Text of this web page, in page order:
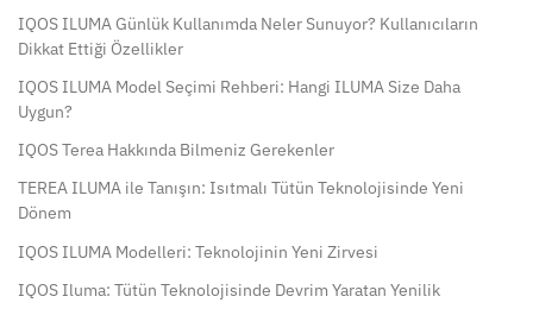
IQOS ILUMA Günlük Kullanımda Neler Sunuyor? Kullanıcıların
Dikkat Ettiği Özellikler
IQOS ILUMA Model Seçimi Rehberi: Hangi ILUMA Size Daha
Uygun?
IQOS Terea Hakkında Bilmeniz Gerekenler
TEREA ILUMA ile Tanışın: Isıtmalı Tütün Teknolojisinde Yeni
Dönem
IQOS ILUMA Modelleri: Teknolojinin Yeni Zirvesi
IQOS Iluma: Tütün Teknolojisinde Devrim Yaratan Yenilik